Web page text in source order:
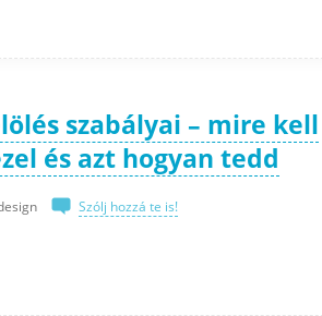
szabályai – mire kell
és azt hogyan tedd
Szólj hozzá te is!